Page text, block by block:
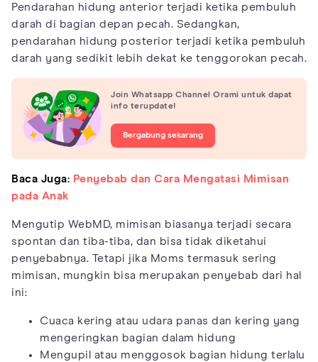
Pendarahan hidung anterior terjadi ketika pembuluh
darah di bagian depan pecah. Sedangkan,
pendarahan hidung posterior terjadi ketika pembuluh
darah yang sedikit lebih dekat ke tenggorokan pecah.
Join Whatsapp Channel Orami untuk dapat
info terupdate!
Bergabung sekarang
Baca Juga: Penyebab dan Cara Mengatasi Mimisan
pada Anak
Mengutip WebMD, mimisan biasanya terjadi secara
spontan dan tiba-tiba, dan bisa tidak diketahui
penyebabnya. Tetapi jika Moms termasuk sering
mimisan, mungkin bisa merupakan penyebab dari hal
ini:
Cuaca kering atau udara panas dan kering yang
mengeringkan bagian dalam hidung
Mengupil atau menggosok bagian hidung terlalu